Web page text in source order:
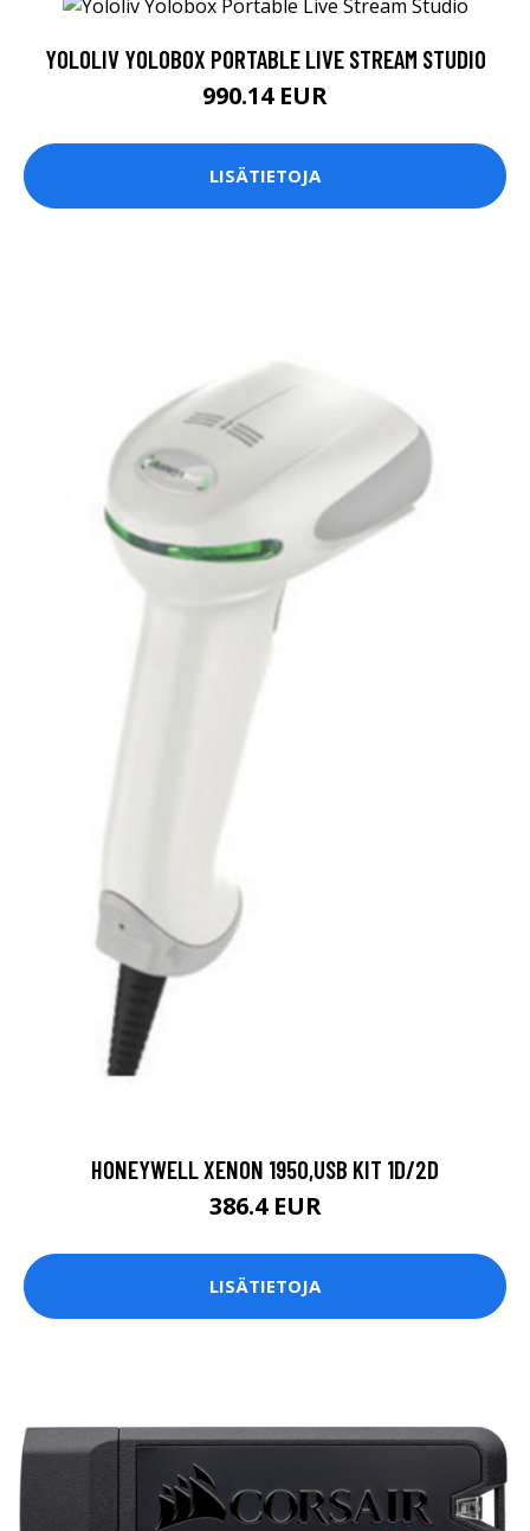
YOLOLIV YOLOBOX PORTABLE LIVE STREAM STUDIO
990.14 EUR
LISÄTIETOJA
HONEYWELL XENON 1950,USB KIT 1D/2D
386.4 EUR
LISÄTIETOJA